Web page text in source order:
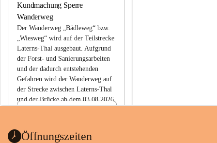
Kundmachung Sperre
Wanderweg
Der Wanderweg „Bädleweg“ bzw.
„Wiesweg“ wird auf der Teilstrecke
Laterns-Thal ausgebaut. Aufgrund
der Forst- und Sanierungsarbeiten
und der dadurch entstehenden
Gefahren wird der Wanderweg auf
der Strecke zwischen Laterns-Thal
und der Brücke ab dem 03.08.2026
ht
Öffnungszeiten